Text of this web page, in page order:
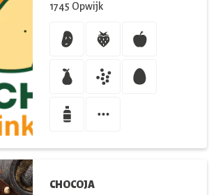
1745 Opwijk
CHOCOJA